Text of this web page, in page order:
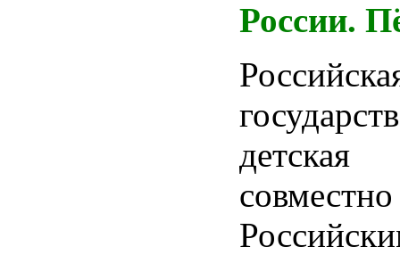
России.
детская